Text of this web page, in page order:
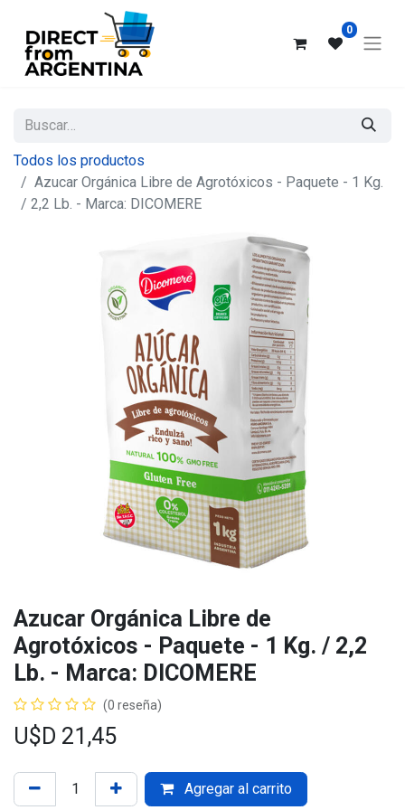
0
Todos los productos
Azucar Orgánica Libre de Agrotóxicos - Paquete - 1 Kg.
/ 2,2 Lb. - Marca: DICOMERE
Azucar Orgánica Libre de
Agrotóxicos - Paquete - 1 Kg. / 2,2
Lb. - Marca: DICOMERE
(0 reseña)
U$D 21,45
Agregar al carrito